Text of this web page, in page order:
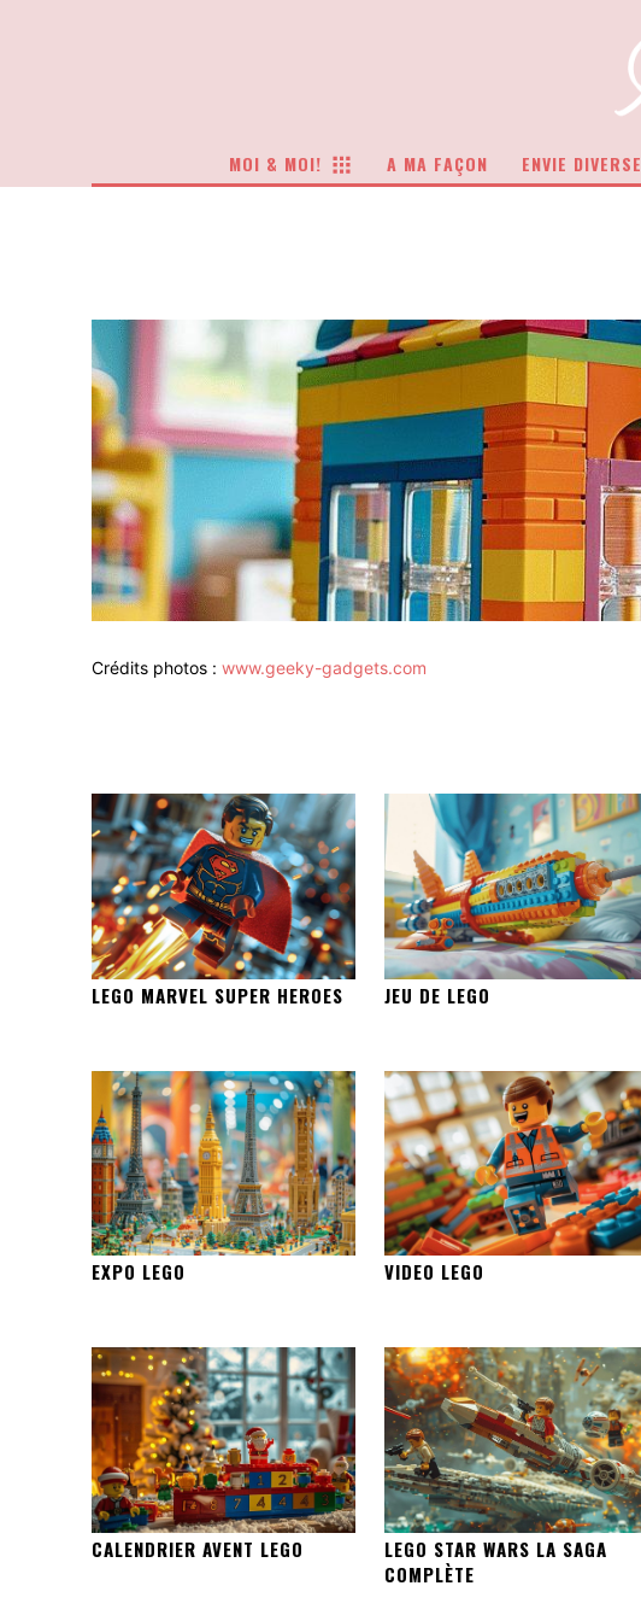
MOI & MOI! A MA FAÇON ENVIE DIVERSE
Crédits photos : www.geeky-gadgets.com
LEGO MARVEL SUPER HEROES JEU DE LEGO
EXPO LEGO VIDEO LEGO
CALENDRIER AVENT LEGO
LEGO STAR WARS LA SAGA
COMPLÈTE